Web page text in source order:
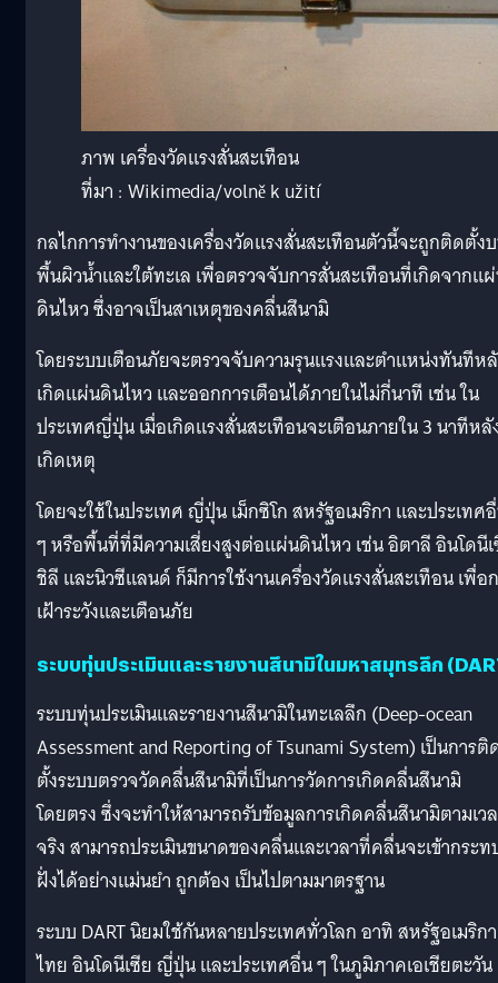
ภาพ เครื่องวัดแรงสั่นสะเทือน
ที่มา : Wikimedia/volně k užití
กลไกการทำงานของเครื่องวัดแรงสั่นสะเทือนตัวนี้จะถูกติดตั้ง
พื้นผิวน้ำและใต้ทะเล เพื่อตรวจจับการสั่นสะเทือนที่เกิดจากแ
ดินไหว ซึ่งอาจเป็นสาเหตุของคลื่นสึนามิ
โดยระบบเตือนภัยจะตรวจจับความรุนแรงและตำแหน่งทันทีห
เกิดแผ่นดินไหว และออกการเตือนได้ภายในไม่กี่นาที เช่น ใน
ประเทศญี่ปุ่น เมื่อเกิดแรงสั่นสะเทือนจะเตือนภายใน 3 นาทีหลั
เกิดเหตุ
โดยจะใช้ในประเทศ ญี่ปุ่น เม็กซิโก สหรัฐอเมริกา และประเทศ
ๆ หรือพื้นที่ที่มีความเสี่ยงสูงต่อแผ่นดินไหว เช่น อิตาลี อินโดนี
ชิลี และนิวซีแลนด์ ก็มีการใช้งานเครื่องวัดแรงสั่นสะเทือน เพื่อ
เฝ้าระวังและเตือนภัย
ระบบทุ่นประเมินและรายงานสึนามิในมหาสมุทรลึก
ระบบทุ่นประเมินและรายงานสึนามิในทะเลลึก (Deep-ocean
Assessment and Reporting of Tsunami System) เป็นการติ
ตั้งระบบตรวจวัดคลื่นสึนามิที่เป็นการวัดการเกิดคลื่นสึนามิ
โดยตรง ซึ่งจะทำให้สามารถรับข้อมูลการเกิดคลื่นสึนามิตามเว
จริง สามารถประเมินขนาดของคลื่นและเวลาที่คลื่นจะเข้ากระ
ฝั่งได้อย่างแม่นยำ ถูกต้อง เป็นไปตามมาตรฐาน
ระบบ DART นิยมใช้กันหลายประเทศทั่วโลก อาทิ สหรัฐอเมริกา
ไทย อินโดนีเซีย ญี่ปุ่น และประเทศอื่น ๆ ในภูมิภาคเอเชียตะวัน